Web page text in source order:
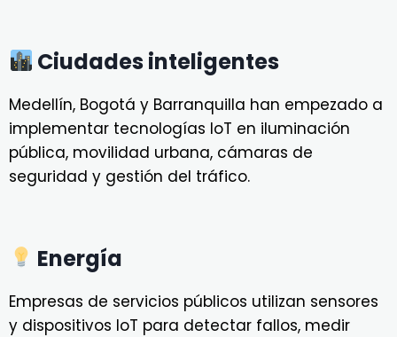
Ciudades inteligentes
Medellín, Bogotá y Barranquilla han empezado a
implementar tecnologías IoT en iluminación
pública, movilidad urbana, cámaras de
seguridad y gestión del tráfico.
Energía
Empresas de servicios públicos utilizan sensores
y dispositivos IoT para detectar fallos, medir